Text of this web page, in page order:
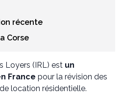
récente
Corse
Loyers (IRL) est un
France pour la révision des
location résidentielle.